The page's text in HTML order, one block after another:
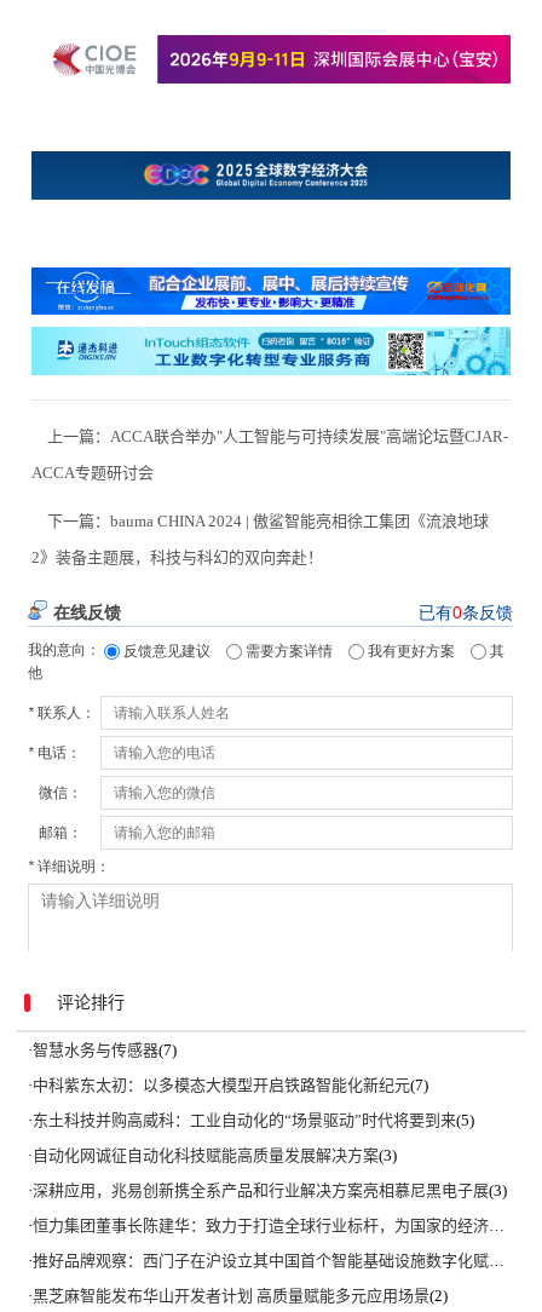
上一篇： ACCA联合举办"人工智能与可持续发展"高端论坛暨CJAR-
ACCA专题研讨会
下一篇：bauma CHINA 2024 | 傲鲨智能亮相徐工集团《流浪地球
2》装备主题展，科技与科幻的双向奔赴！
评论排行
·智慧水务与传感器(7)
·中科紫东太初：以多模态大模型开启铁路智能化新纪元(7)
·东土科技并购高威科：工业自动化的“场景驱动”时代将要到来(5)
· 自动化网诚征自动化科技赋能高质量发展解决方案(3)
·深耕应用，兆易创新携全系产品和行业解决方案亮相慕尼黑电子展(3)
·恒力集团董事长陈建华：致力于打造全球行业标杆，为国家的经济高质量发展贡献更大力量|上海电气集团党委书记、董事长吴磊来访
·推好品牌观察：西门子在沪设立其中国首个智能基础设施数字化赋能中心
·黑芝麻智能发布华山开发者计划 高质量赋能多元应用场景(2)